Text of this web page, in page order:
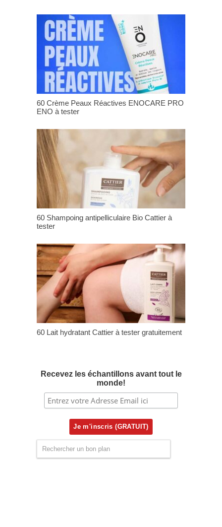
60 Crème Peaux Réactives ENOCARE PRO
ENO à tester
60 Shampoing antipelliculaire Bio Cattier à
tester
60 Lait hydratant Cattier à tester gratuitement
Recevez les échantillons avant tout le
monde!